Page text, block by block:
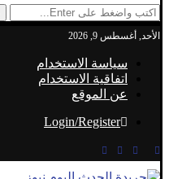
الأحد, أغسطس 9, 2026
سياسة الاستخدام
اتفاقية الاستخدام
عن الموقع
Login/Register